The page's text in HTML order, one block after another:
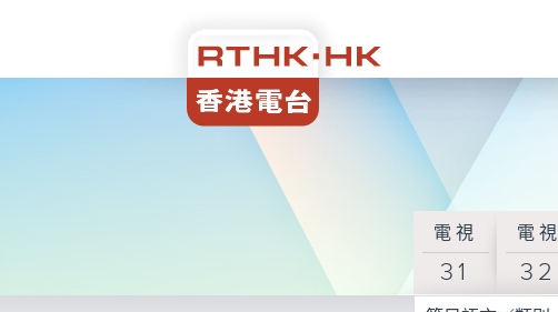
電視
31
電視
32